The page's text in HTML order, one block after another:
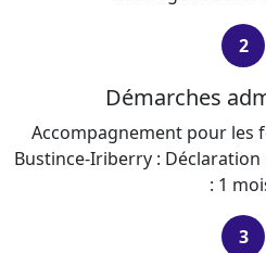
2
Démarches
Accompagnement pour les
Bustince-Iriberry :
: 1
3